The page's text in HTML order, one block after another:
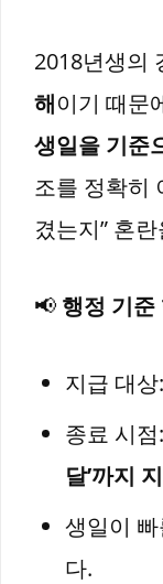
2018년생의
해이기 때문
생일을 기준
조를 정확히
겼는지” 혼
📢 행정 기준
지급 대
종료 시점:
달’까지
생일이
다.